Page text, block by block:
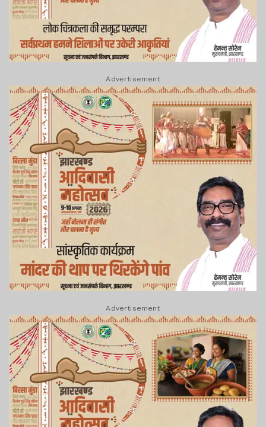
Advertisement
Advertisement